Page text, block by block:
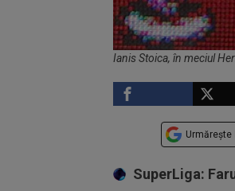
Ianis Stoica, în meciul
Urmărește
SuperLiga: